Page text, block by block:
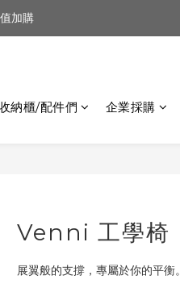
加購
納櫃/配件們 企業採購
Venni 工學椅
展翼般的支撐，專屬於你的平衡。